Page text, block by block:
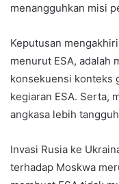
menangguhkan misi
Keputusan
menurut ESA, adalah
konsekuensi konteks
kegiaran ESA. Serta,
angkasa lebih
Invasi Rusia ke
terhadap Moskwa